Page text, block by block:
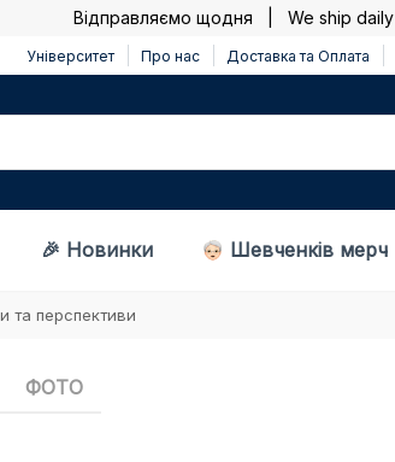
Відправляємо щодня | We ship daily |
Університет Про нас Доставка та Оплата
🎉 Новинки Шевченків мерч
та перспективи
ФОТО